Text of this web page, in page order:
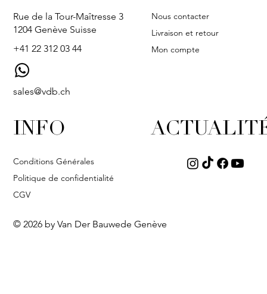
Rue de la Tour-Maîtresse 3
1204 Genève Suisse
+41 22 312 03 44
sales@vdb.ch
Nous contacter
Livraison et retour
Mon compte
INFO
Conditions Générales
Politique de confidentialité
CGV
© 2026 by Van Der Bauwede Genève